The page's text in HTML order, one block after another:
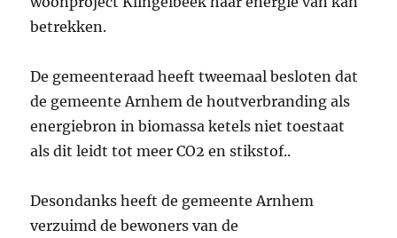
betrekken.
De gemeenteraad heeft tweemaal besloten dat
de gemeente Arnhem de houtverbranding als
energiebron in biomassa ketels niet toestaat
als dit leidt tot meer CO2 en stikstof..
Desondanks heeft de gemeente Arnhem
verzuimd de bewoners van de